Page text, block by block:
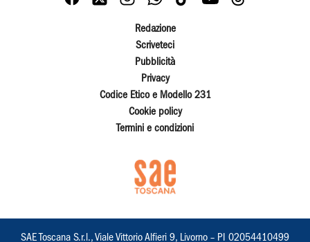
Redazione
Scriveteci
Pubblicità
Privacy
Codice Etico e Modello 231
Cookie policy
Termini e condizioni
SAE Toscana S.r.l., Viale Vittorio Alfieri 9, Livorno – PI 02054410499